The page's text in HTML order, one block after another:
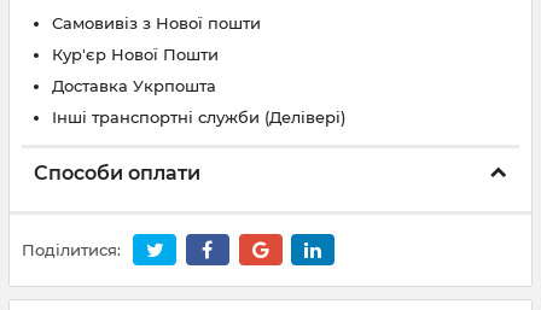
Самовивіз з Нової пошти
Кур'єр Нової Пошти
Доставка Укрпошта
Інші транспортні служби (Делівері)
Способи оплати
Поділитися: